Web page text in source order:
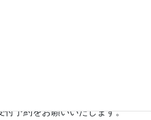
付予約をお願いいたします。